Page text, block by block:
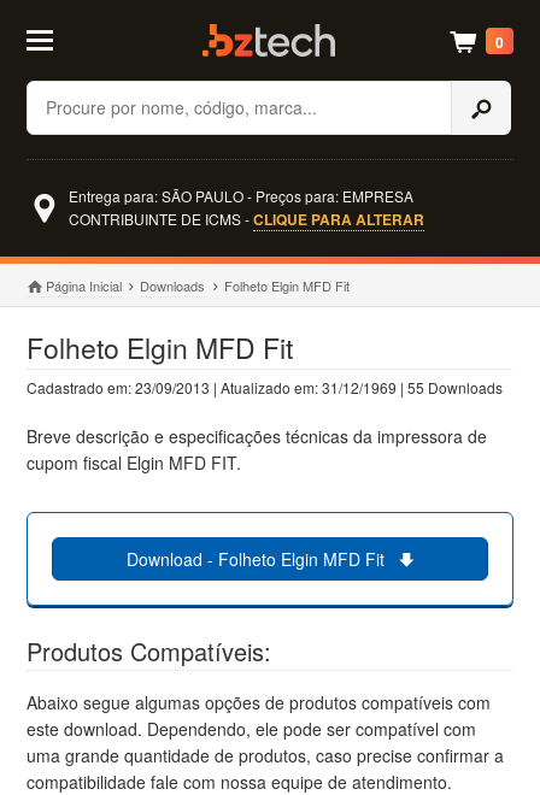
Buscar
0
Entrega para: SÃO PAULO - Preços para: EMPRESA
CONTRIBUINTE DE ICMS -CLIQUE PARA ALTERAR
Página Inicial Downloads Folheto Elgin MFD Fit
Folheto Elgin MFD Fit
Cadastrado em: 23/09/2013 | Atualizado em: 31/12/1969 | 55 Downloads
Breve descrição e especificações técnicas da impressora de
cupom fiscal Elgin MFD FIT.
Download - Folheto Elgin MFD Fit
Produtos Compatíveis:
Abaixo segue algumas opções de produtos compatíveis com
este download. Dependendo, ele pode ser compatível com
uma grande quantidade de produtos, caso precise confirmar a
compatibilidade fale com nossa equipe de atendimento.